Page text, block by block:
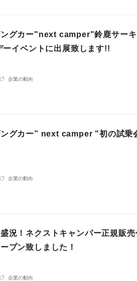
グカー"next camper"鈴鹿サー
イベントに出展致します!!
企業の動向
グカー” next camper "初の試乗
企業の動向
況！ネクストキャンパー正規販
プン致しました！
企業の動向